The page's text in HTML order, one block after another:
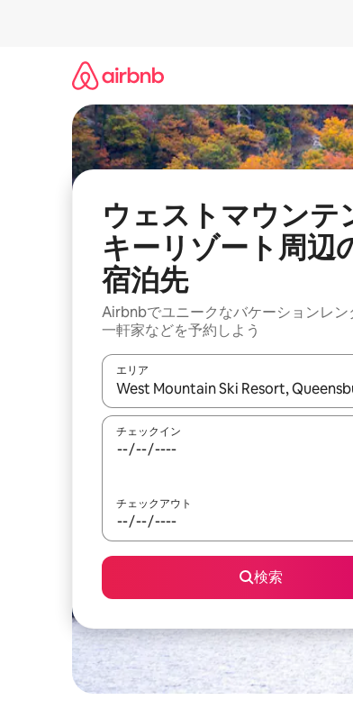
ウェストマウンテ
キーリゾート⁠周⁠辺⁠
宿⁠泊⁠先
Airbnbでユニークなバ⁠ケ⁠ー⁠シ⁠ョ⁠ンレ⁠ン⁠
一⁠軒⁠家な⁠ど⁠を予⁠約⁠し⁠よ⁠う
エリア
検索結果が表示されたら、上下の矢印キ
チェックイン
チェックアウト
検索